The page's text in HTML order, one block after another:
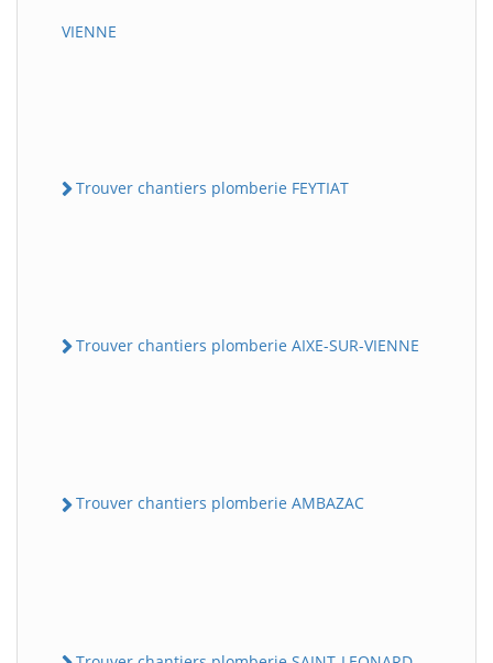
VIENNE
Trouver chantiers plomberie FEYTIAT
Trouver chantiers plomberie AIXE-SUR-VIENNE
Trouver chantiers plomberie AMBAZAC